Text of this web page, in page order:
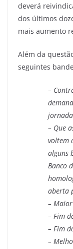
deverá
dos últimos
mais aumento
Além da
seguintes
–
– Que
voltem
alguns
Banco
aberta
–
– Fim
– Fim
–